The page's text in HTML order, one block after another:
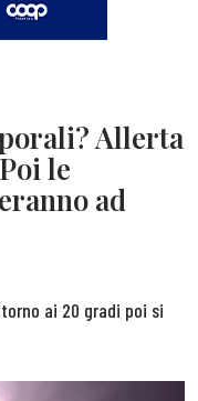
Allerta
le
ad
ai 20 gradi poi si